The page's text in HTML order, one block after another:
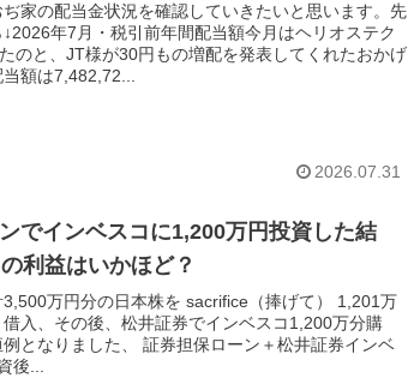
家の配当金状況を確認していきたいと思います。先
年7月・税引前年間配当額今月はヘリオステク
のと、JT様が30円もの増配を発表してくれたおかげ
額は7,482,72...
2026.07.31
でインベスコに1,200万円投資した結
利益はいかほど？
万円分の日本株を sacrifice（捧げて） 1,201万
入、その後、松井証券でインベスコ1,200万分購
となりました、 証券担保ローン＋松井証券インベ
後...